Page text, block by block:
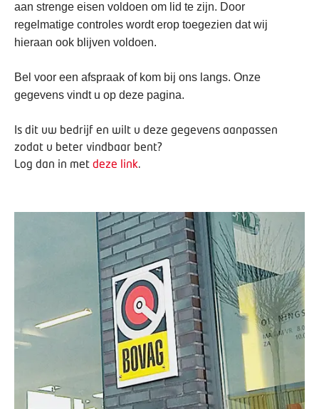
aan strenge eisen voldoen om lid te zijn. Door
regelmatige controles wordt erop toegezien dat wij
hieraan ook blijven voldoen.
Bel voor een afspraak of kom bij ons langs. Onze
gegevens vindt u op deze pagina.
Is dit uw bedrijf en wilt u deze gegevens aanpassen
zodat u beter vindbaar bent?
Log dan in met deze link.